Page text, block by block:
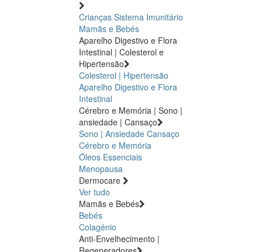
Crianças Sistema Imunitário
Mamãs e Bebés
Aparelho Digestivo e Flora
Intestinal | Colesterol e
Hipertensão
Colesterol | Hipertensão
Aparelho Digestivo e Flora
Intestinal
Cérebro e Memória | Sono |
ansiedade | Cansaço
Sono | Ansiedade Cansaço
Cérebro e Memória
Óleos Essenciais
Menopausa
Dermocare
Ver tudo
Mamãs e Bebés
Bebés
Colagénio
Anti-Envelhecimento |